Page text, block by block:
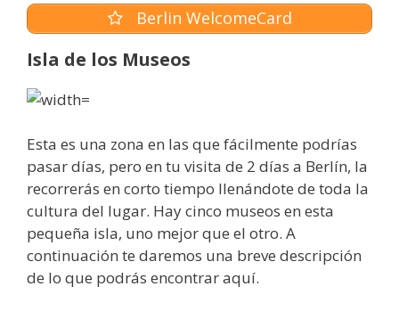
Berlin WelcomeCard
Isla de los Museos
Esta es una zona en las que fácilmente podrías
pasar días, pero en tu visita de 2 días a Berlín, la
recorrerás en corto tiempo llenándote de toda la
cultura del lugar. Hay cinco museos en esta
pequeña isla, uno mejor que el otro. A
continuación te daremos una breve descripción
de lo que podrás encontrar aquí.